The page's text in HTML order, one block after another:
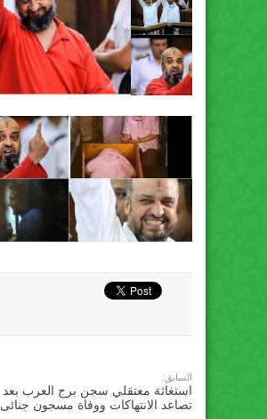
السابق:
استغاثة معتقلي سجن برج العرب بعد
تصاعد الانتهاكات ووفاة مسجون جنائى